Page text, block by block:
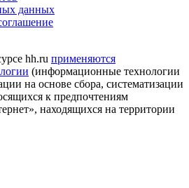
данных
hh.ru применяются
(информационные технологии
на основе сбора, систематизации
к предпочтениям
находящихся на территории